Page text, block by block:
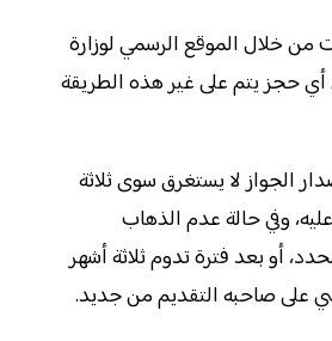
من خلال الموقع الرسمي لوزارة
أي حجز يتم على غير هذه الطريقة
الجواز لا يستغرق سوى ثلاثة
وفي حالة عدم الذهاب
أو بعد فترة تدوم ثلاثة أشهر
على صاحبه التقديم من جديد.